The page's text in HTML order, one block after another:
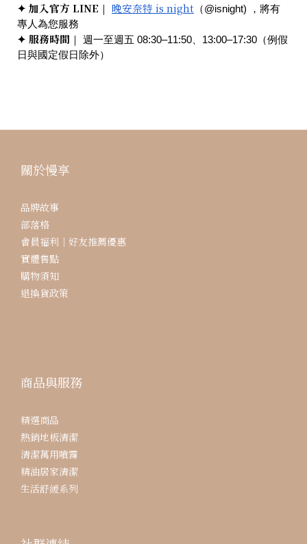
✦ 加入官方 LINE 晚安奈特 is night （@isnight) ，將有
專人為您服務
✦ 服務時間
週一至週五 08:30–11:50、13:00–17:30（例假
日與國定假日除外）
關於慢享
品牌故事
部落格
會員福利｜好友推薦優惠
實體售點
購物須知
退換貨政策
商品與服務
精選商品
熱銷地板清潔
清潔萬用噴霧
精油居家清潔
生活舒緩系列